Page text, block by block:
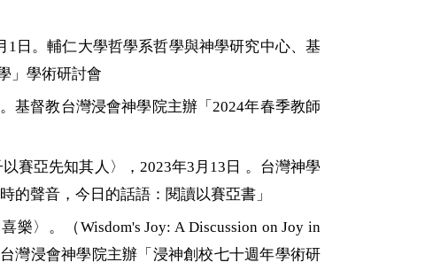
1日。輔仁大學哲學系哲學與神學研究中心、基
」學術研討會
。基督教台灣浸會神學院主辦 「2024年春季教師
以賽亞先知其人〉，2023年3月13日 。台灣神學
聲音，今日的話語：閱讀以賽亞書」
〉。（Wisdom's Joy: A Discussion on Joy in
台灣浸會神學院主辦「浸神創校七十週年學術研